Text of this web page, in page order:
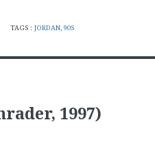
TAGS :JORDAN,90S
1997)